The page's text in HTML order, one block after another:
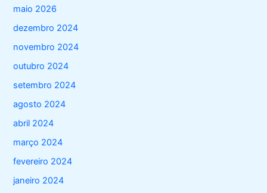
maio 2026
dezembro 2024
novembro 2024
outubro 2024
setembro 2024
agosto 2024
abril 2024
março 2024
fevereiro 2024
janeiro 2024